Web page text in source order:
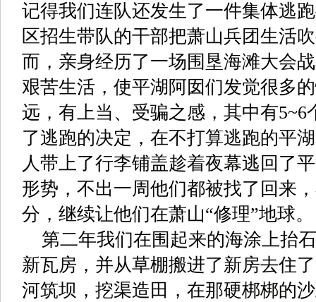
记得我们连队还发生了一件集体逃
区招生带队的干部把萧山兵团生活
而，亲身经历了一场围垦海滩大会
艰苦生活，使平湖阿囡们发觉很多
远，有上当、受骗之感，其中有5~6
了逃跑的决定，在不打算逃跑的平
人带上了行李铺盖趁着夜幕逃回了
形势，不出一周他们都被找了回来
分，继续让他们在萧山“修理”地球。
第二年我们在围起来的海涂上抬
新瓦房，并从草棚搬进了新房去住
河筑坝，挖渠造田，在那硬梆梆的